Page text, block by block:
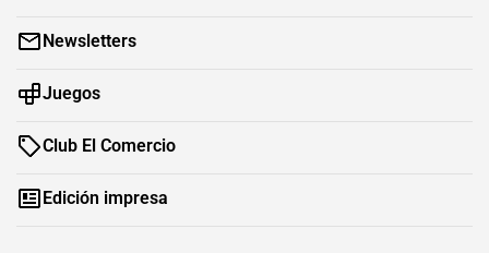
Newsletters
Juegos
Club El Comercio
Edición impresa